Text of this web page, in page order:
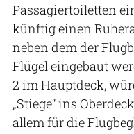
Passagiertoiletten
künftig einen
neben dem der
Flügel eingebaut
2 im Hauptdeck,
„Stiege“ ins
allem für die